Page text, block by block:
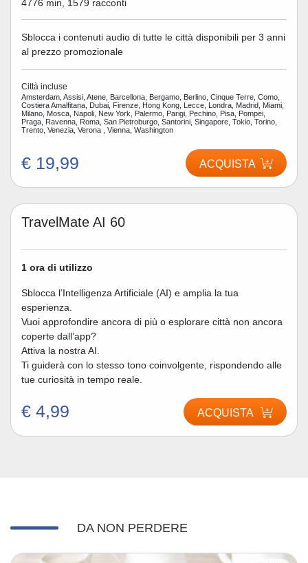
4776 min, 1579 racconti
Sblocca i contenuti audio di tutte le città disponibili per 3 anni
al prezzo promozionale
Città incluse
Amsterdam, Assisi, Atene, Barcellona, Bergamo, Berlino, Cinque Terre, Como,
Costiera Amalfitana, Dubai, Firenze, Hong Kong, Lecce, Londra, Madrid, Miami,
Milano, Mosca, Napoli, New York, Palermo, Parigi, Pechino, Pisa, Pompei,
Praga, Ravenna, Roma, San Pietroburgo, Santorini, Singapore, Tokio, Torino,
Trento, Venezia, Verona , Vienna, Washington
€ 19,99 ACQUISTA
TravelMate AI 60
1 ora di utilizzo
Sblocca l’Intelligenza Artificiale (AI) e amplia la tua
esperienza.
Vuoi approfondire ancora di più o esplorare città non ancora
coperte dall’app?
Attiva la nostra AI.
Ti guiderà con lo stesso tono coinvolgente, rispondendo alle
tue curiosità in tempo reale.
€ 4,99 ACQUISTA
DA NON PERDERE